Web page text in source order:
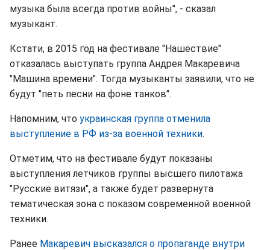
музыка была всегда против войны", - сказал
музыкант.
Кстати, в 2015 год на фестивале "Нашествие"
отказалась выступать группа Андрея Макаревича
"Машина времени". Тогда музыканты заявили, что не
будут "петь песни на фоне танков".
Напомним, что украинская группа отменила
выступление в РФ из-за военной техники.
Отметим, что на фестивале будут показаны
выступления летчиков группы высшего пилотажа
"Русские витязи", а также будет развернута
тематическая зона с показом современной военной
техники.
Ранее Макаревич высказался о пропаганде внутри